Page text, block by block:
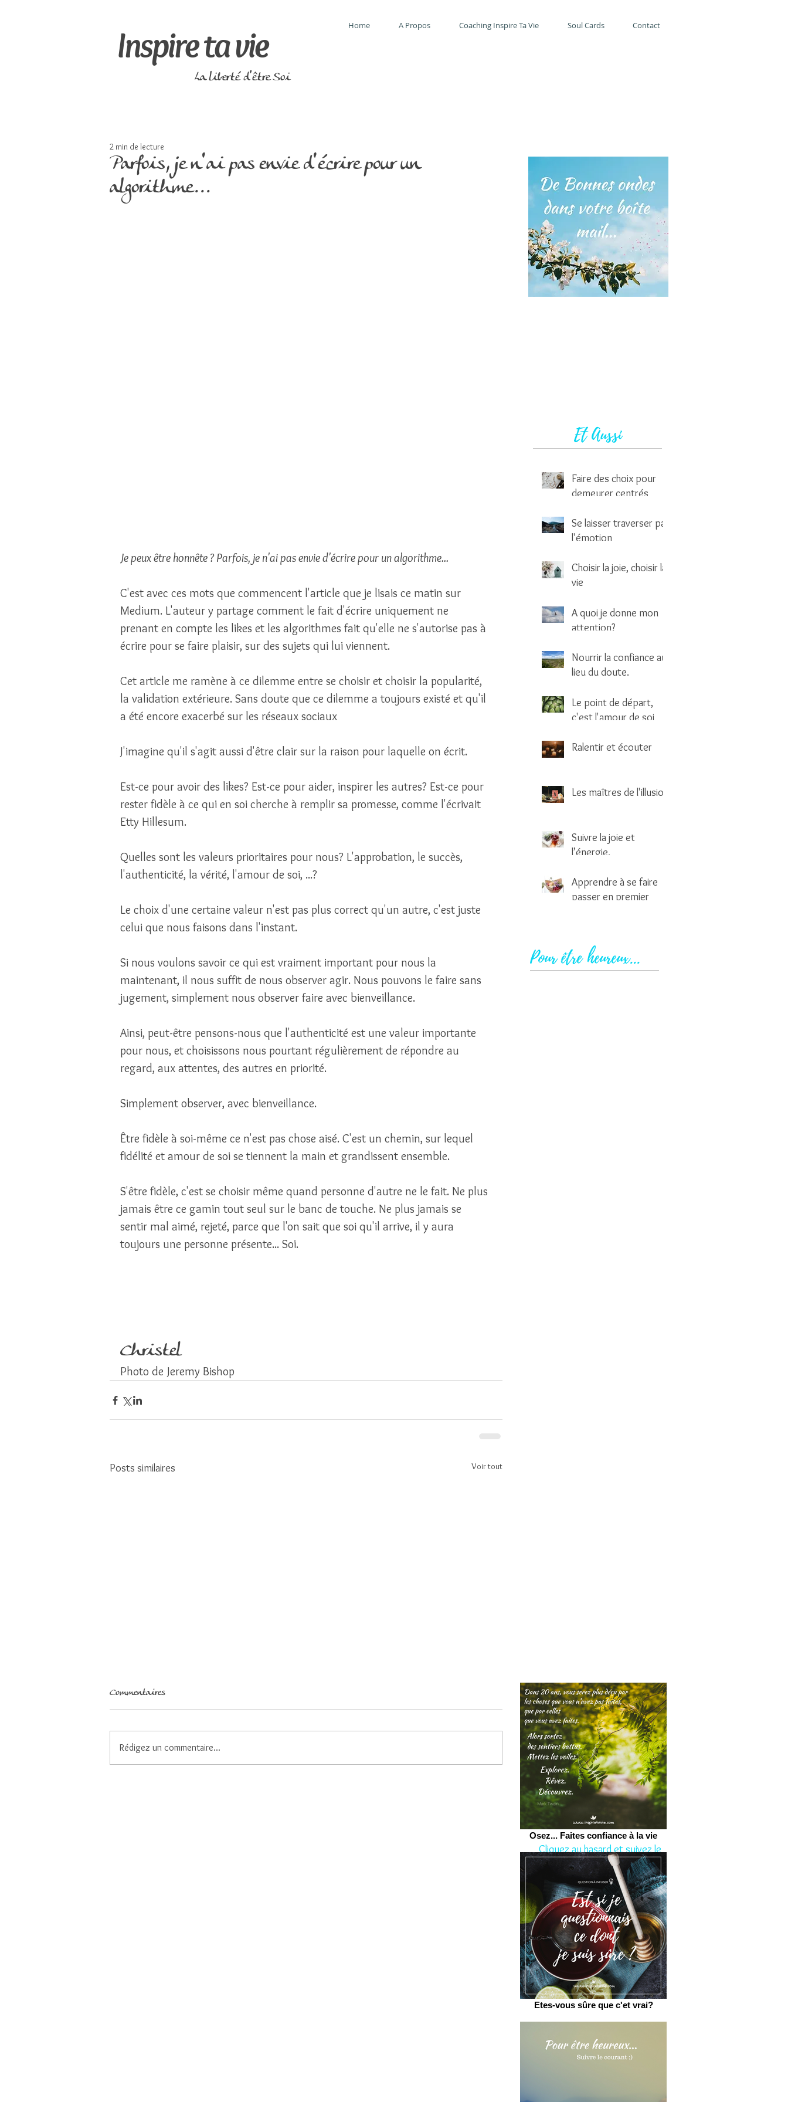
Home A Propos Coaching Inspire Ta Vie Soul Cards Contact
Inspire ta vie
La liberté d'être Soi
Parfois, je n'ai pas envie d'écrire pour un
algorithme...
2 min de lecture
Je peux être honnête ? Parfois, je n'ai pas envie d'écrire pour un algorithme...
C'est avec ces mots que commencent l'article que je lisais ce matin sur
Medium. L'auteur y partage comment le fait d'écrire uniquement ne
prenant en compte les likes et les algorithmes fait qu'elle ne s'autorise pas à
écrire pour se faire plaisir, sur des sujets qui lui viennent.
Cet article me ramène à ce dilemme entre se choisir et choisir la popularité,
la validation extérieure. Sans doute que ce dilemme a toujours existé et qu'il
a été encore exacerbé sur les réseaux sociaux
J'imagine qu'il s'agit aussi d'être clair sur la raison pour laquelle on écrit.
Est-ce pour avoir des likes? Est-ce pour aider, inspirer les autres? Est-ce pour
rester fidèle à ce qui en soi cherche à remplir sa promesse, comme l'écrivait
Etty Hillesum.
Quelles sont les valeurs prioritaires pour nous? L'approbation, le succès,
l'authenticité, la vérité, l'amour de soi, ...?
Le choix d'une certaine valeur n'est pas plus correct qu'un autre, c'est juste
celui que nous faisons dans l'instant.
Si nous voulons savoir ce qui est vraiment important pour nous la
maintenant, il nous suffit de nous observer agir. Nous pouvons le faire sans
jugement, simplement nous observer faire avec bienveillance.
Ainsi, peut-être pensons-nous que l'authenticité est une valeur importante
pour nous, et choisissons nous pourtant régulièrement de répondre au
regard, aux attentes, des autres en priorité.
Simplement observer, avec bienveillance.
Être fidèle à soi-même ce n'est pas chose aisé. C'est un chemin, sur lequel
fidélité et amour de soi se tiennent la main et grandissent ensemble.
S'être fidèle, c'est se choisir même quand personne d'autre ne le fait. Ne plus
jamais être ce gamin tout seul sur le banc de touche. Ne plus jamais se
sentir mal aimé, rejeté, parce que l'on sait que soi qu'il arrive, il y aura
toujours une personne présente... Soi.
Christel
Photo de Jeremy Bishop
Posts similaires Voir tout
Commentaires
Rédigez un commentaire...
Et Aussi
Faire des choix pour
demeurer centrés
Se laisser traverser par
l'émotion
Choisir la joie, choisir la
vie
A quoi je donne mon
attention?
Nourrir la confiance au
lieu du doute.
Le point de départ,
c'est l'amour de soi
Ralentir et écouter
Les maîtres de l'illusion
Suivre la joie et
l’énergie.
Apprendre à se faire
passer en premier
Pour être heureux...
Cliquez au hasard et suivez le
conseil aujourd'hui.
Osez... Faites confiance à la vie
Etes-vous sûre que c'et vrai?